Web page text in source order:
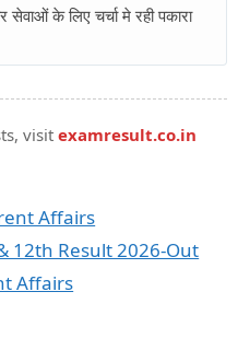
सेवाओं के लिए चर्चा मे रही पकारा
visit examresult.co.in
Affairs
12th Result 2026-Out
Affairs